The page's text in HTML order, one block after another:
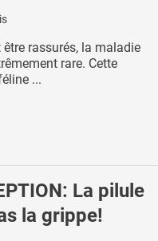
rassurés, la maladie
rare. Cette
...
La pilule
la grippe!